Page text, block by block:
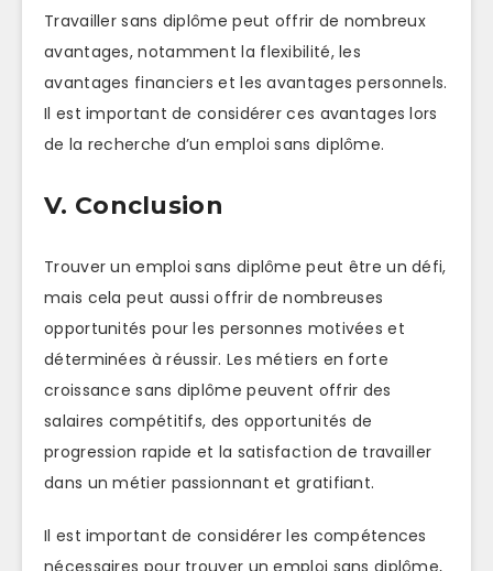
Travailler sans diplôme peut offrir de nombreux
avantages, notamment la flexibilité, les
avantages financiers et les avantages personnels.
Il est important de considérer ces avantages lors
de la recherche d’un emploi sans diplôme.
V. Conclusion
Trouver un emploi sans diplôme peut être un défi,
mais cela peut aussi offrir de nombreuses
opportunités pour les personnes motivées et
déterminées à réussir. Les métiers en forte
croissance sans diplôme peuvent offrir des
salaires compétitifs, des opportunités de
progression rapide et la satisfaction de travailler
dans un métier passionnant et gratifiant.
Il est important de considérer les compétences